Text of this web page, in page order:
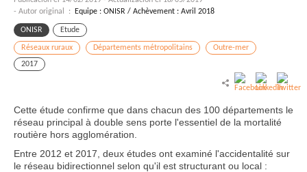
- Autor original :
Equipe : ONISR / Achèvement : Avril 2018
ONISR Etude
Réseaux ruraux Départements métropolitains
Outre-mer
2017
Cette étude confirme que dans chacun des 100 départements le
réseau principal à double sens porte l'essentiel de la mortalité
routière hors agglomération.
Entre 2012 et 2017, deux études ont examiné l'accidentalité sur
le réseau bidirectionnel selon qu'il est structurant ou local :